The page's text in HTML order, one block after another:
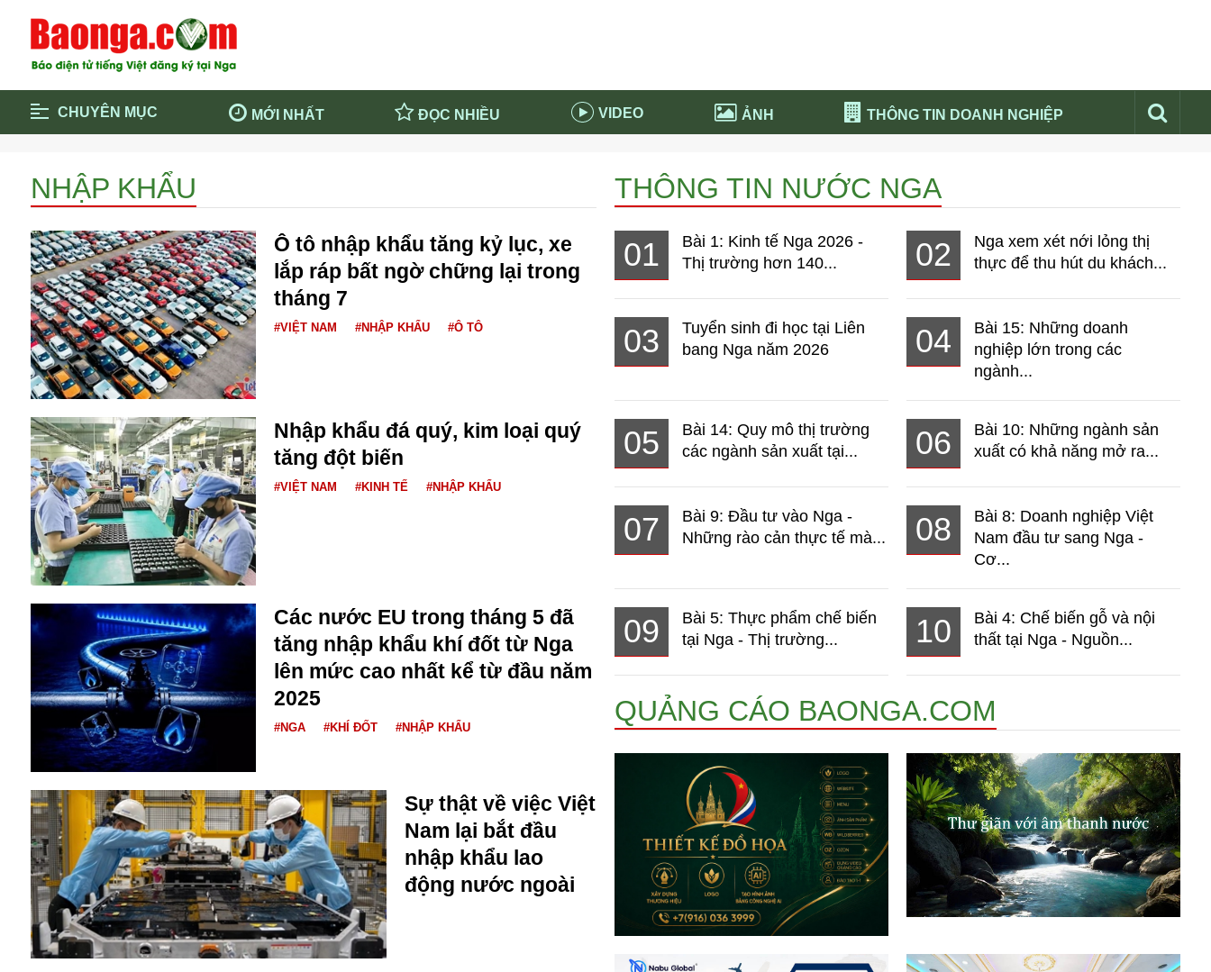
CHUYÊN MỤC MỚI NHẤT ĐỌC NHIỀU VIDEO ẢNH THÔNG TIN DOANH NGHIỆP
Điểm tin chính
Thời sự
Nổi bật báo nga
Cuộc sống quanh ta
Khám phá nước Nga Tử vi hàng ngày
Phân tích thị trường Nga 2026
Quảng cáo
Chính trị Nga - Việt Nam Phân tích chính trị
An ninh
Anh
Australia
Amazon
Army Games
Apple
Alibaba
Angela Merkel
Aeroflot
ASEAN
Argentina
Ai
Azovstal
NHẬP KHẨU
Ô tô nhập khẩu tăng kỷ lục, xe
lắp ráp bất ngờ chững lại trong
tháng 7
#VIỆT NAM #NHẬP KHẨU #Ô TÔ
Nhập khẩu đá quý, kim loại quý
tăng đột biến
#VIỆT NAM #KINH TẾ #NHẬP KHẨU
Các nước EU trong tháng 5 đã
tăng nhập khẩu khí đốt từ Nga
lên mức cao nhất kể từ đầu năm
2025
#NGA #KHÍ ĐỐT #NHẬP KHẨU
Sự thật về việc Việt
Nam lại bắt đầu
nhập khẩu lao
động nước ngoài
THÔNG TIN NƯỚC NGA
01
Bài 1: Kinh tế Nga 2026 -
Thị trường hơn 140...
02
Nga xem xét nới lỏng thị
thực để thu hút du khách...
03
Tuyển sinh đi học tại Liên
bang Nga năm 2026
04
Bài 15: Những doanh
nghiệp lớn trong các
ngành...
05
Bài 14: Quy mô thị trường
các ngành sản xuất tại...
06
Bài 10: Những ngành sản
xuất có khả năng mở ra...
07
Bài 9: Đầu tư vào Nga -
Những rào cản thực tế mà...
08
Bài 8: Doanh nghiệp Việt
Nam đầu tư sang Nga -
Cơ...
09
Bài 5: Thực phẩm chế biến
tại Nga - Thị trường...
10
Bài 4: Chế biến gỗ và nội
thất tại Nga - Nguồn...
QUẢNG CÁO BAONGA.COM